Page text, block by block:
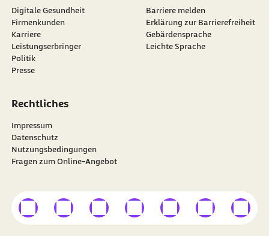
Digitale Gesundheit
Firmenkunden
Karriere
Leistungserbringer
Politik
Presse
Barriere melden
Erklärung zur Barrierefreiheit
Gebärdensprache
Leichte Sprache
Rechtliches
Impressum
Datenschutz
Nutzungsbedingungen
Fragen zum Online-Angebot
Besuchen Sie dieBARMER auf
externer Linkexterner Linkexterner Linkexterner Linkexterner Linkexterner Link